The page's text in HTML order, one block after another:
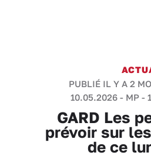
PUBLIÉ IL Y A 2
10.05.2026 - MP -
GARD Les
prévoir sur
de ce